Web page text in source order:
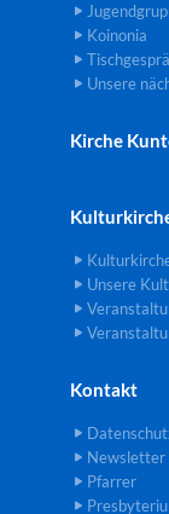
Koinonia
Unsere
Kirche
Unsere
Kontakt
Newsletter
Pfarrer